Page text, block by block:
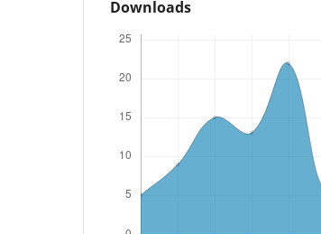
Downloads